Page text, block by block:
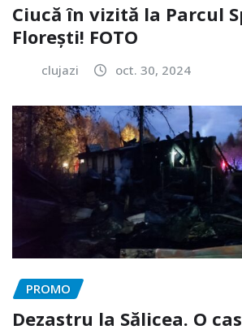
Ciucă în vizită la Parcul
Florești! FOTO
clujazi oct. 30, 2024
PROMO
Dezastru la Sălicea. O